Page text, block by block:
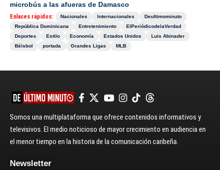
microbús a las afueras de Damasco
Enlaces rápidos: Nacionales Internacionales
Deultimominuto
República Dominicana
Entretenimiento
ElPeriódicodelaVerdad
Deportes
Estilo Economía Estados Unidos
Luis Abinader
Béisbol
portada Grandes Ligas MLB
Somos una multiplataforma que ofrece contenidos informativos y
televisivos. El medio noticioso de mayor crecimiento en audiencia en
el menor tiempo en la historia de la comunicación caribeña.
Newsletter